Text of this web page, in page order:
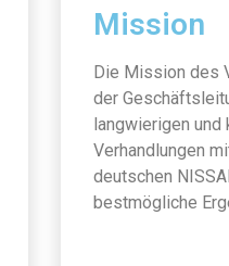
Mission
Die Mission des
der
langwierigen
Verhandlungen
deutschen
bestmögliche